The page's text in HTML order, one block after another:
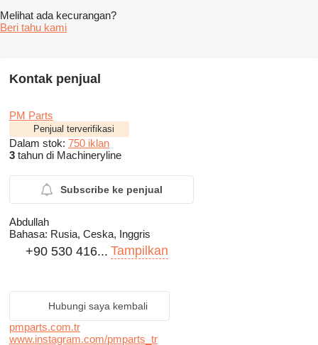
Melihat ada kecurangan?
Beri tahu kami
Kontak penjual
PM Parts
Penjual terverifikasi
Dalam stok: 750 iklan
3 tahun di Machineryline
Subscribe ke penjual
Abdullah
Bahasa: Rusia, Ceska, Inggris
+90 530 416... Tampilkan
Hubungi saya kembali
pmparts.com.tr
www.instagram.com/pmparts_tr